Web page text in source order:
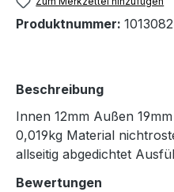
Produktnummer:
Beschreibung
Innen 12mm Außen
0,019kg Material
allseitig abgedichtet
Bewertungen